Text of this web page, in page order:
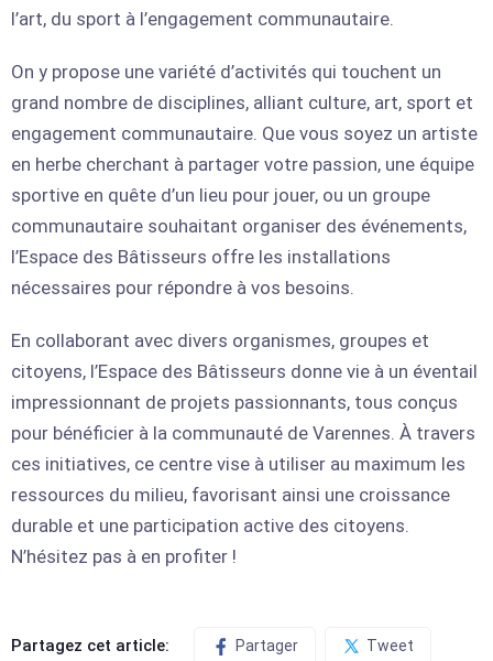
l’art, du sport à l’engagement communautaire.
On y propose une variété d’activités qui touchent un
grand nombre de disciplines, alliant culture, art, sport et
engagement communautaire. Que vous soyez un artiste
en herbe cherchant à partager votre passion, une équipe
sportive en quête d’un lieu pour jouer, ou un groupe
communautaire souhaitant organiser des événements,
l’Espace des Bâtisseurs offre les installations
nécessaires pour répondre à vos besoins.
En collaborant avec divers organismes, groupes et
citoyens, l’Espace des Bâtisseurs donne vie à un éventail
impressionnant de projets passionnants, tous conçus
pour bénéficier à la communauté de Varennes. À travers
ces initiatives, ce centre vise à utiliser au maximum les
ressources du milieu, favorisant ainsi une croissance
durable et une participation active des citoyens.
N’hésitez pas à en profiter !
Partagez cet article: Partager Tweet